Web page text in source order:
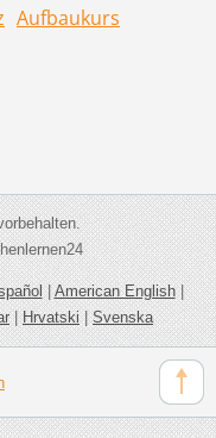
Aufbaukurs
|American English|
|Hrvatski|Svenska